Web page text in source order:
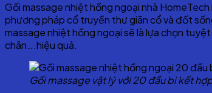
Gối massage nhiệt hồng ngoại nhà
phương pháp cổ truyền thư giãn cổ và đốt
massage nhiệt hồng ngoại sẽ là lựa chọn
chân….hiệu quả.
Gối massage vật lý với 20 đầu bi kết